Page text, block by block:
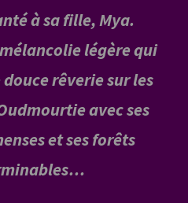
à sa fille, Mya.
légère qui
rêverie sur les
avec ses
et ses forêts